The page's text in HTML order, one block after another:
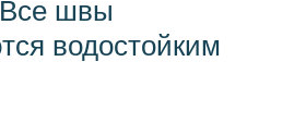
швы
водостойким